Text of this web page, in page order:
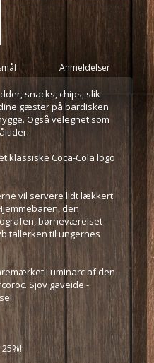
Anmeldelser
snacks, chips, slik
gæster på bardisken
Også velegnet som
klassiske Coca-Cola logo
vil servere lidt lækkert
den
børneværelset -
tallerken til ungernes
Luminarc af den
Sjov gaveide -